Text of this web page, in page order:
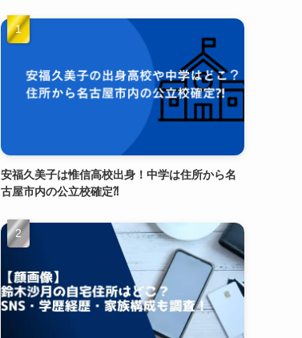
安福久美子は惟信高校出身！中学は住所から名
古屋市内の公立校確定⁈